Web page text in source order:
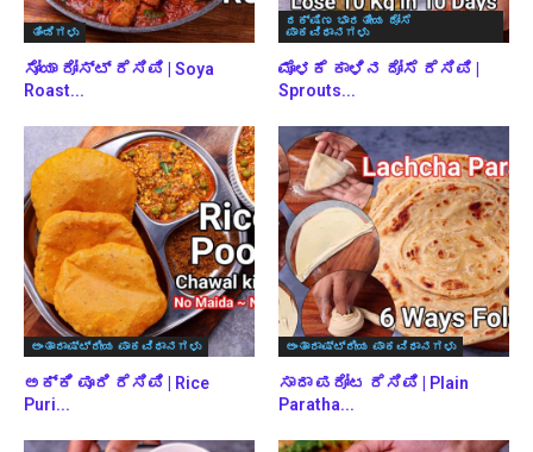
ತಿಂಡಿಗಳು
ಸೋಯಾ ರೋಸ್ಟ್ ರೆಸಿಪಿ | Soya
Roast...
ದಕ್ಷಿಣ ಭಾರತೀಯ ದೋಸೆ
ಪಾಕವಿಧಾನಗಳು
ಮೊಳಕೆ ಕಾಳಿನ ದೋಸೆ ರೆಸಿಪಿ |
Sprouts...
ಅಂತಾರಾಷ್ಟ್ರೀಯ ಪಾಕವಿಧಾನಗಳು
ಅಕ್ಕಿ ಪೂರಿ ರೆಸಿಪಿ | Rice
Puri...
ಅಂತಾರಾಷ್ಟ್ರೀಯ ಪಾಕವಿಧಾನಗಳು
ಸಾದಾ ಪರೋಟ ರೆಸಿಪಿ | Plain
Paratha...